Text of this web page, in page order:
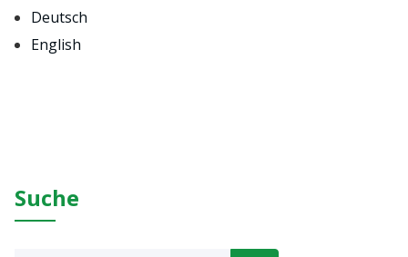
Deutsch
English
Suche